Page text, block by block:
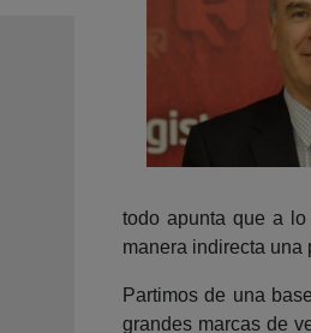
todo apunta que a
manera indirecta una
Partimos de una
grandes marcas de